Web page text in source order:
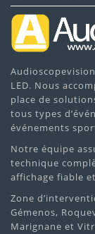
LED. Nous
place de
tous types
événements
Notre équipe
technique
affichage fiable
Zone
Gémenos,
Marignane et